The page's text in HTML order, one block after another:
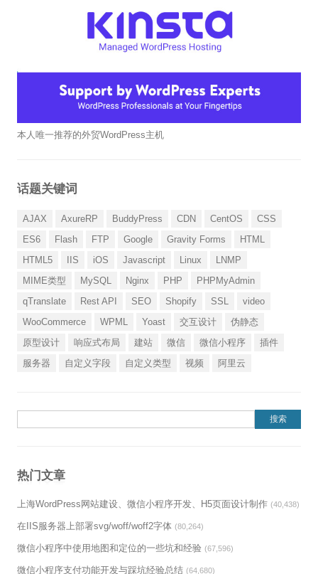
本人唯一推荐的外贸WordPress主机
话题关键词
AJAX AxureRP BuddyPress CDN CentOS
CSS
ES6
Flash FTP Google Gravity Forms
HTML
HTML5
IIS iOS Javascript Linux
LNMP
MIME类型
MySQL Nginx PHP
PHPMyAdmin
qTranslate
Rest API SEO Shopify SSL
video
WooCommerce
WPML Yoast 交互设计
伪静态
原型设计
响应式布局 建站 微信 微信小程序
插件
服务器
自定义字段 自定义类型 视频 阿里云
热门文章
上海WordPress网站建设、微信小程序开发、H5页面设计制作 (40,438)
在IIS服务器上部署svg/woff/woff2字体 (80,264)
微信小程序中使用地图和定位的一些坑和经验 (67,596)
微信小程序支付功能开发与踩坑经验总结 (64,680)